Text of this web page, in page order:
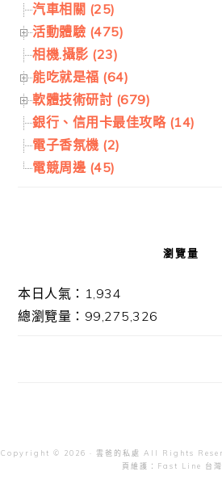
汽車相關 (25)
活動體驗 (475)
相機.攝影 (23)
能吃就是福 (64)
軟體技術研討 (679)
銀行、信用卡最佳攻略 (14)
電子香氛機 (2)
電競周邊 (45)
瀏覽量
本日人氣：1,934
總瀏覽量：99,275,326
Copyright © 2026 · 雲爸的私處 All Rights
頁維護：
Fast Line 台灣